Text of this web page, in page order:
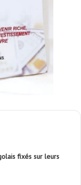
fixés sur leurs